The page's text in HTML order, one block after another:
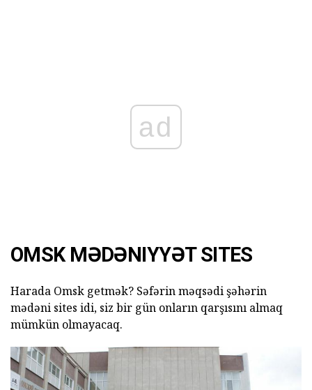
ad
OMSK MƏDƏNIYYƏT SITES
Harada Omsk getmək? Səfərin məqsədi şəhərin
mədəni sites idi, siz bir gün onların qarşısını almaq
mümkün olmayacaq.